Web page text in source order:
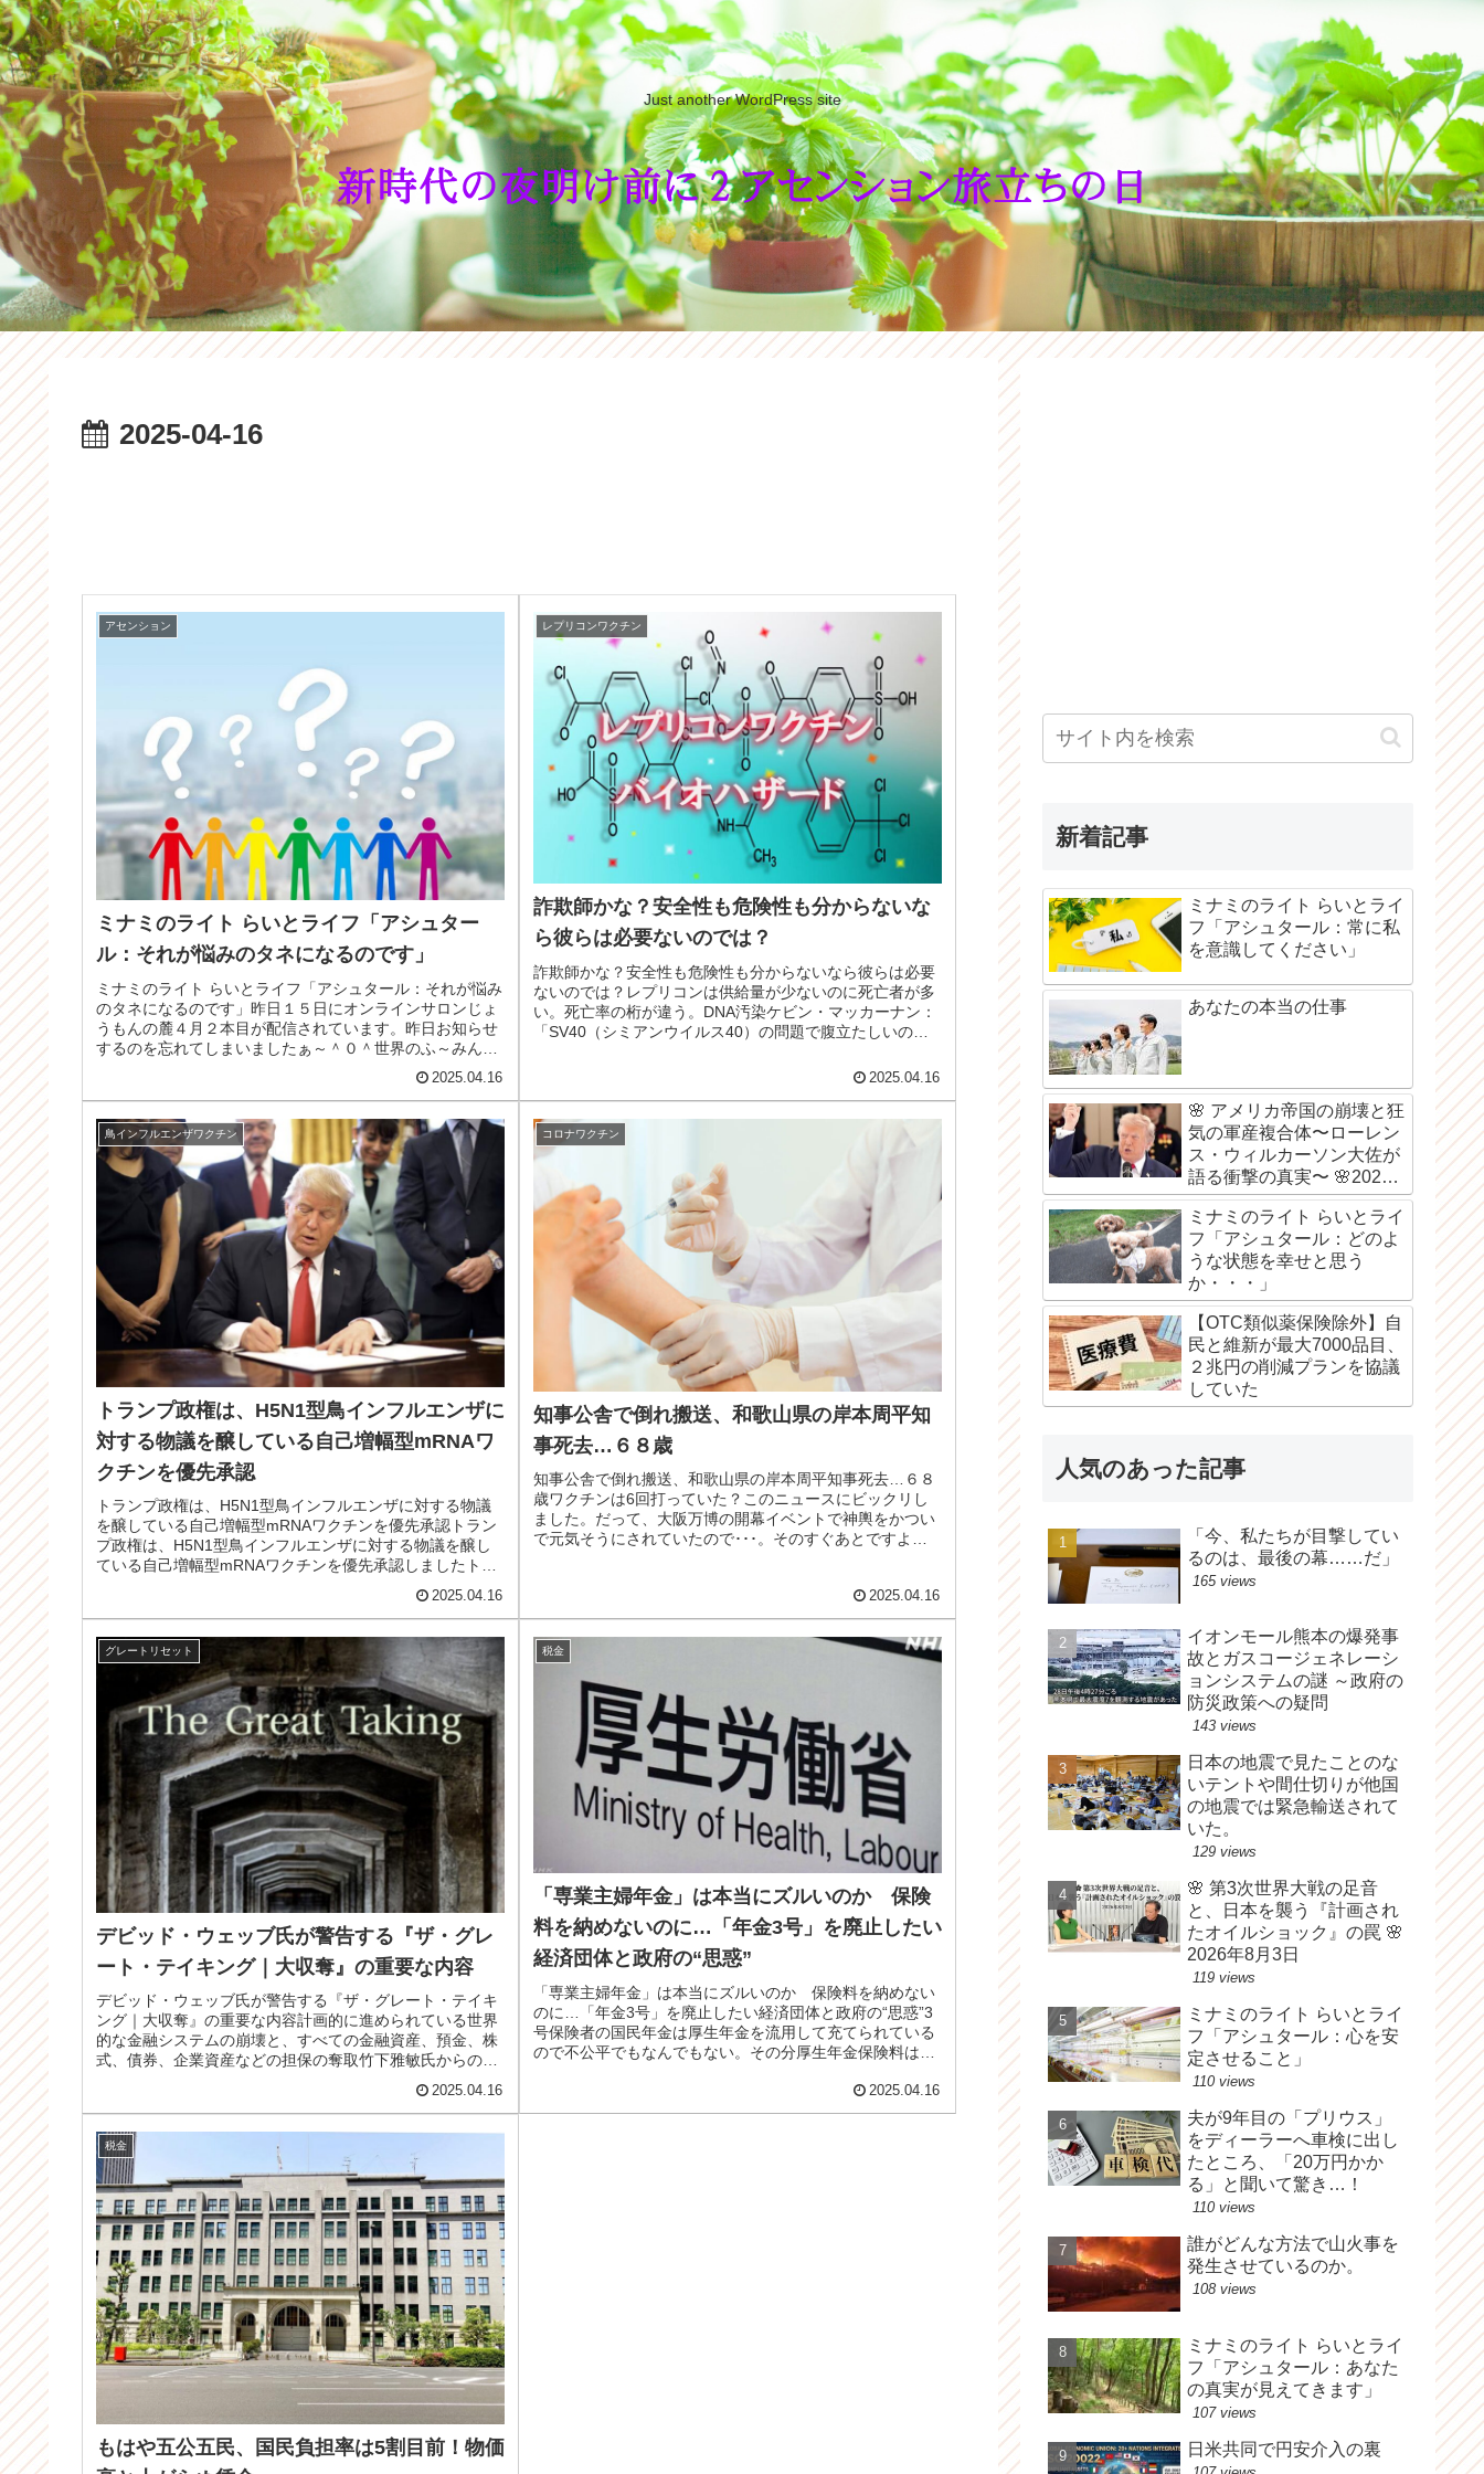
Just another WordPress site
2025-04-16
アセンション
ミナミのライト らいとライフ「アシュター
ル：それが悩みのタネになるのです」
ミナミのライト らいとライフ「アシュタール：それが悩み
のタネになるのです」昨日１５日にオンラインサロンじょ
うもんの麓４月２本目が配信されています。昨日お知らせ
するのを忘れてしまいましたぁ～＾０＾世界のふ～みんの
2025.04.16
レプリコンワクチン
詐欺師かな？安全性も危険性も分からないな
ら彼らは必要ないのでは？
詐欺師かな？安全性も危険性も分からないなら彼らは必要
ないのでは？レプリコンは供給量が少ないのに死亡者が多
い。死亡率の桁が違う。DNA汚染ケビン・マッカーナン：
「SV40（シミアンウイルス40）の問題で腹立たしいの
2025.04.16
鳥インフルエンザワクチン
トランプ政権は、H5N1型鳥インフルエンザに
対する物議を醸している自己増幅型mRNAワ
クチンを優先承認
トランプ政権は、H5N1型鳥インフルエンザに対する物議
を醸している自己増幅型mRNAワクチンを優先承認トラン
プ政権は、H5N1型鳥インフルエンザに対する物議を醸し
ている自己増幅型mRNAワクチンを優先承認しましたトラ
2025.04.16
コロナワクチン
知事公舎で倒れ搬送、和歌山県の岸本周平知
事死去…６８歳
知事公舎で倒れ搬送、和歌山県の岸本周平知事死去…６８
歳ワクチンは6回打っていた？このニュースにビックリし
ました。だって、大阪万博の開幕イベントで神輿をかつい
で元気そうにされていたので･･･。そのすぐあとですよ。
2025.04.16
グレートリセット
デビッド・ウェッブ氏が警告する『ザ・グレ
ート・テイキング｜大収奪』の重要な内容
デビッド・ウェッブ氏が警告する『ザ・グレート・テイキ
ング｜大収奪』の重要な内容計画的に進められている世界
的な金融システムの崩壊と、すべての金融資産、預金、株
式、債券、企業資産などの担保の奪取竹下雅敏氏からの情
2025.04.16
税金
「専業主婦年金」は本当にズルいのか 保険
料を納めないのに…「年金3号」を廃止したい
経済団体と政府の“思惑”
「専業主婦年金」は本当にズルいのか 保険料を納めない
のに…「年金3号」を廃止したい経済団体と政府の“思惑”3
号保険者の国民年金は厚生年金を流用して充てられている
ので不公平でもなんでもない。その分厚生年金保険料は高
2025.04.16
税金
もはや五公五民、国民負担率は5割目前！物価
新着記事
ミナミのライト らいとライ
フ「アシュタール：常に私
を意識してください」
あなたの本当の仕事
🌸 アメリカ帝国の崩壊と狂
気の軍産複合体〜ローレン
ス・ウィルカーソン大佐が
語る衝撃の真実〜 🌸2026
年8月6日
ミナミのライト らいとライ
フ「アシュタール：どのよ
うな状態を幸せと思う
か・・・」
【OTC類似薬保険除外】自
民と維新が最大7000品目、
２兆円の削減プランを協議
していた
人気のあった記事
「今、私たちが目撃してい
るのは、最後の幕……だ」
165 views
イオンモール熊本の爆発事
故とガスコージェネレーシ
ョンシステムの謎 ～政府の
防災政策への疑問
143 views
日本の地震で見たことのな
いテントや間仕切りが他国
の地震では緊急輸送されて
いた。
129 views
🌸 第3次世界大戦の足音
と、日本を襲う『計画され
たオイルショック』の罠 🌸
2026年8月3日
119 views
ミナミのライト らいとライ
フ「アシュタール：心を安
定させること」
110 views
夫が9年目の「プリウス」
をディーラーへ車検に出し
たところ、「20万円かか
る」と聞いて驚き…！
110 views
誰がどんな方法で山火事を
発生させているのか。
108 views
ミナミのライト らいとライ
フ「アシュタール：あなた
の真実が見えてきます」
107 views
日米共同で円安介入の裏